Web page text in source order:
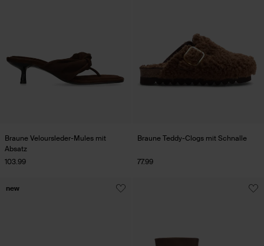
Braune Veloursleder-Mules mit
Absatz
103.99
Braune Teddy-Clogs mit Schnalle
77.99
new